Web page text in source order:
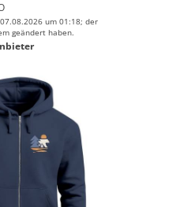
um 01:18; der
geändert haben.